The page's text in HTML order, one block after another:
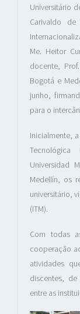
Universitário
Carivaldo
Me. Heitor
docente,
Bogotá e
junho,
para o
Inicialmente,
Universidad
Medellín, os
universitário,
(ITM).
Com todas
cooperação
atividades
discentes,
entre as